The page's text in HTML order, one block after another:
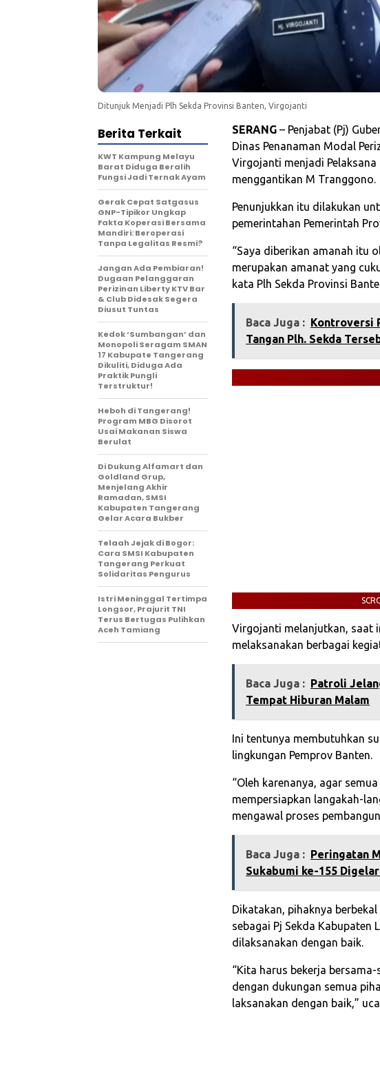
Ditunjuk Menjadi Plh Sekda Provinsi Banten, Virgojanti
SERANG – Penjabat (Pj)
Dinas Penanaman Modal
Virgojanti menjadi Pelaksana
menggantikan M Tranggono.
Penunjukkan itu dilakukan
pemerintahan Pemerintah
“Saya diberikan amanah itu
merupakan amanat yang
kata Plh Sekda Provinsi
Baca Juga : Kontroversi
Tangan Plh. Sekda
Virgojanti melanjutkan, saat
melaksanakan berbagai
Baca Juga : Patroli
Tempat Hiburan Malam
Ini tentunya membutuhkan
lingkungan Pemprov Banten.
“Oleh karenanya, agar
mempersiapkan langakah-
mengawal proses
Baca Juga : ‎Peringatan
Sukabumi ke-155
Dikatakan, pihaknya
sebagai Pj Sekda Kabupaten
dilaksanakan dengan baik.
“Kita harus bekerja
dengan dukungan semua
laksanakan dengan baik,”
Berita Terkait
KWT Kampung Melayu
Barat Diduga Beralih
Fungsi Jadi Ternak Ayam
Gerak Cepat Satgasus
GNP-Tipikor Ungkap
Fakta Koperasi Bersama
Mandiri: Beroperasi
Tanpa Legalitas Resmi?
Jangan Ada Pembiaran!
Dugaan Pelanggaran
Perizinan Liberty KTV Bar
& Club Didesak Segera
Diusut Tuntas
Kedok ‘Sumbangan’ dan
Monopoli Seragam SMAN
17 Kabupate Tangerang
Dikuliti, Diduga Ada
Praktik Pungli
Terstruktur!
Heboh di Tangerang!
Program MBG Disorot
Usai Makanan Siswa
Berulat
Di Dukung Alfamart dan
Goldland Grup,
Menjelang Akhir
Ramadan, SMSI
Kabupaten Tangerang
Gelar Acara Bukber
Telaah Jejak di Bogor:
Cara SMSI Kabupaten
Tangerang Perkuat
Solidaritas Pengurus
Istri Meninggal Tertimpa
Longsor, Prajurit TNI
Terus Bertugas Pulihkan
Aceh Tamiang